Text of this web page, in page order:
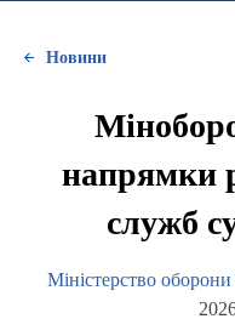
Новини
напрямки
служб
Міністерство